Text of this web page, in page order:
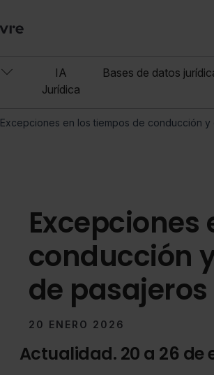
IA
Jurídica
Bases de datos
Excepciones en los tiempos de conducción
Excepciones
conducción
de pasajeros
20 ENERO 2026
Actualidad. 20 a 26 de